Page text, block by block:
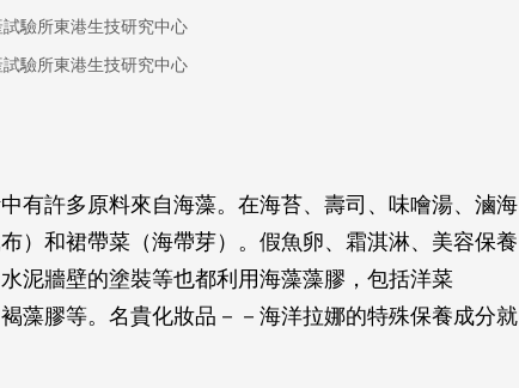
驗所東港生技研究中心
驗所東港生技研究中心
有許多原料來自海藻。在海苔、壽司、味噲湯、滷海
）和裙帶菜（海帶芽）。假魚卵、霜淇淋、美容保養
泥牆壁的塗裝等也都利用海藻藻膠，包括洋菜
藻膠等。名貴化妝品－－海洋拉娜的特殊保養成分就